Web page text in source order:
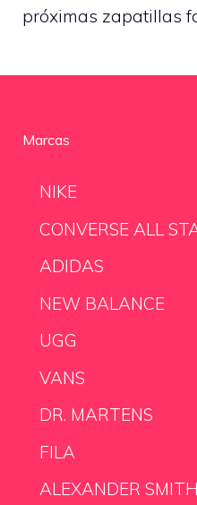
próximas zapatillas
Marcas
NIKE
CONVERSE ALL
ADIDAS
NEW BALANCE
UGG
VANS
DR. MARTENS
FILA
ALEXANDER SMITH